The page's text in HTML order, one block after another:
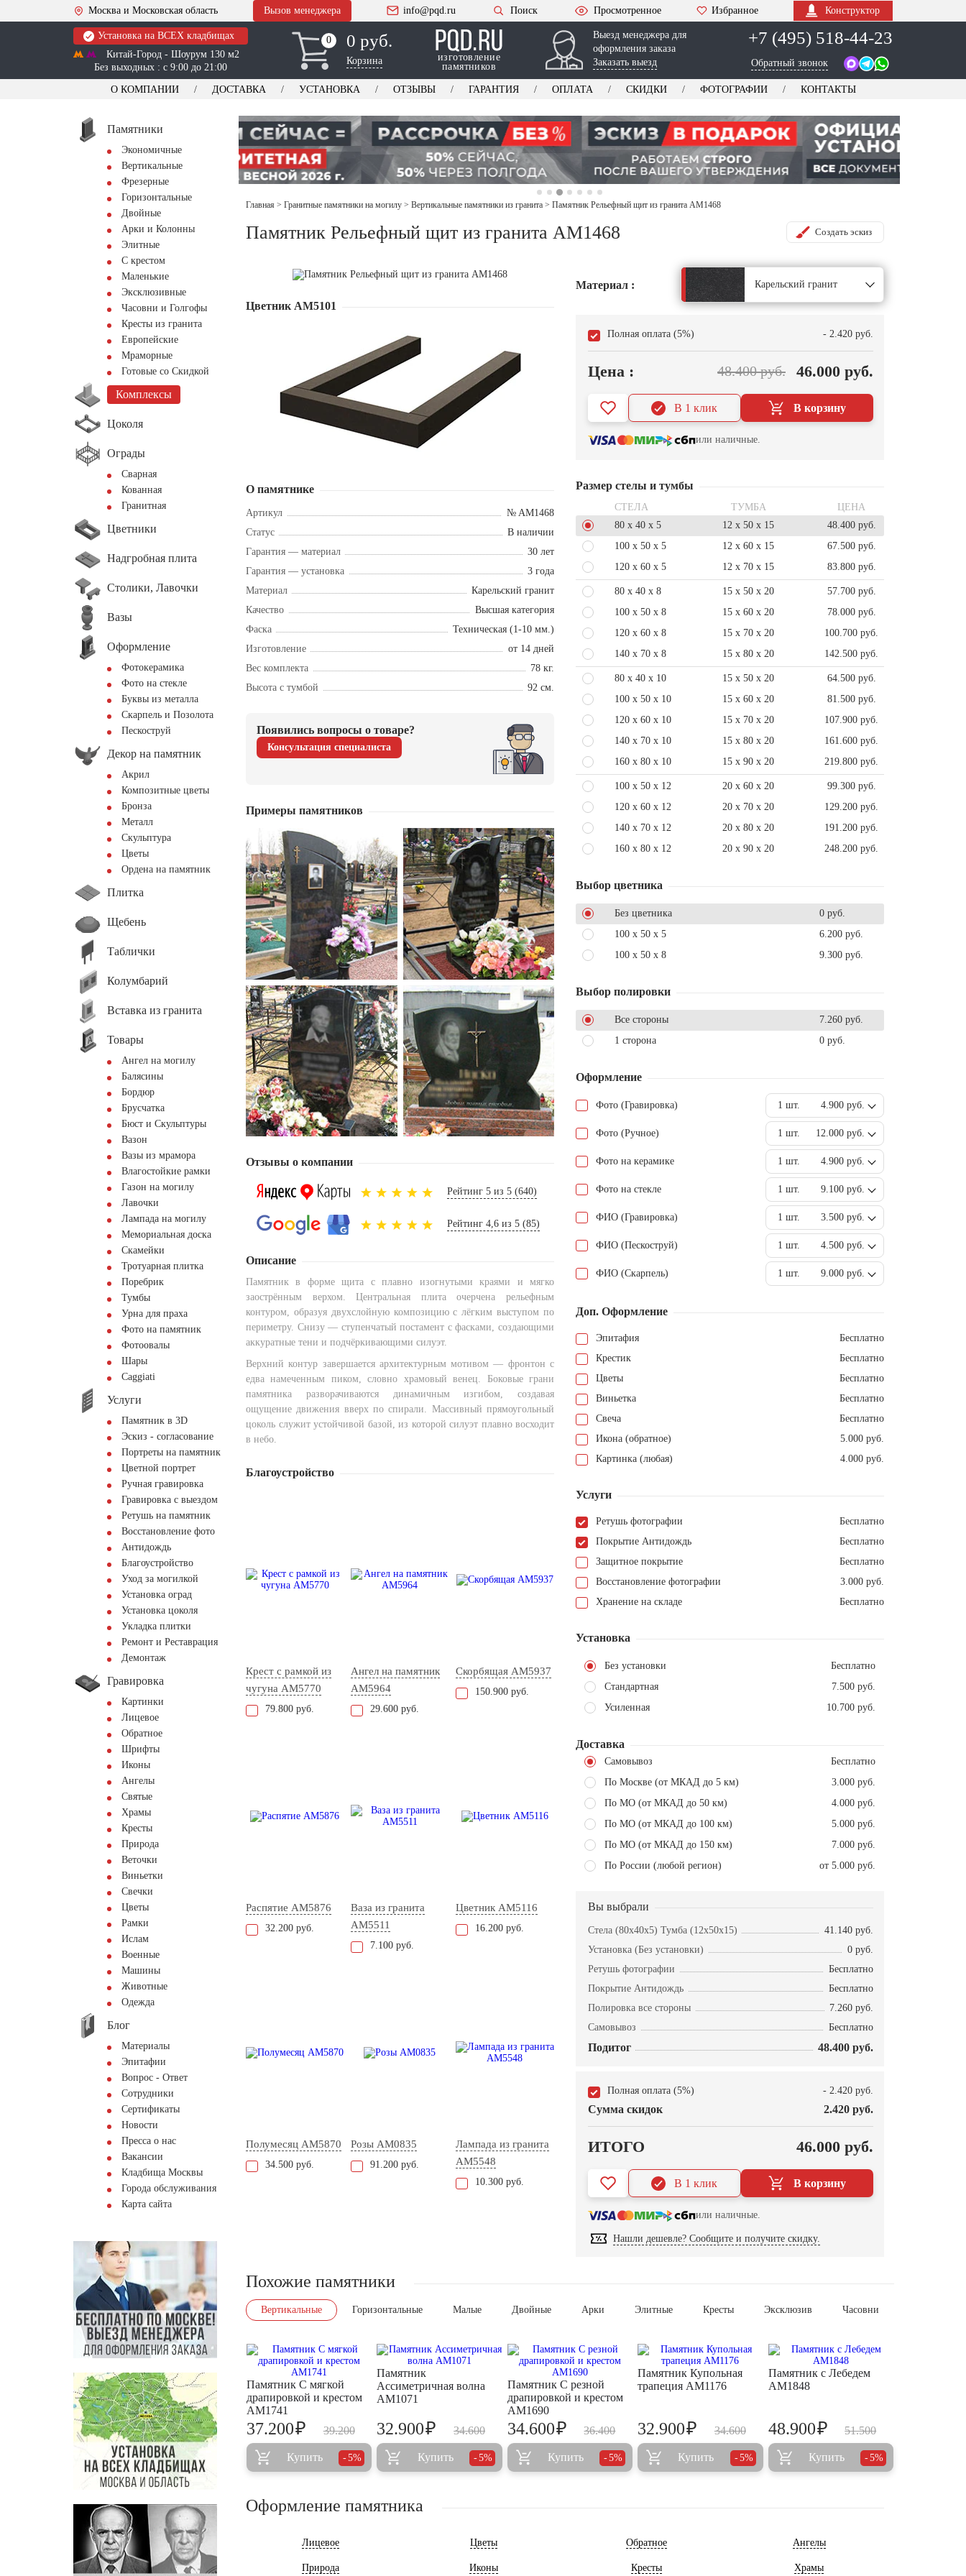
Москва и Московская область Вызов менеджера info@pqd.ru Поиск Просмотренное Избранное Конструктор
Установка на ВСЕХ кладбищах
Китай-Город - Шоурум 130 м2
Без выходных : с 9:00 до 21:00
0
0 0 руб.
Корзина
изготовление
памятников
Выезд менеджера для
оформления заказа
Заказать выезд
+7 (495) 518-44-23
Обратный звонок
О КОМПАНИИ ДОСТАВКА УСТАНОВКА ОТЗЫВЫ ГАРАНТИЯ ОПЛАТА СКИДКИ ФОТОГРАФИИ КОНТАКТЫ
Памятники
Экономичные
Вертикальные
Фрезерные
Горизонтальные
Двойные
Арки и Колонны
Элитные
С крестом
Маленькие
Эксклюзивные
Часовни и Голгофы
Кресты из гранита
Европейские
Мраморные
Готовые со Скидкой
Комплексы
Цоколя
Ограды
Сварная
Кованная
Гранитная
Цветники
Надгробная плита
Столики, Лавочки
Вазы
Оформление
Фотокерамика
Фото на стекле
Буквы из металла
Скарпель и Позолота
Пескоструй
Декор на памятник
Акрил
Композитные цветы
Бронза
Металл
Скульптура
Цветы
Ордена на памятник
Плитка
Щебень
Таблички
Колумбарий
Вставка из гранита
Товары
Ангел на могилу
Балясины
Бордюр
Брусчатка
Бюст и Скульптуры
Вазон
Вазы из мрамора
Влагостойкие рамки
Газон на могилу
Лавочки
Лампада на могилу
Мемориальная доска
Скамейки
Тротуарная плитка
Поребрик
Тумбы
Урна для праха
Фото на памятник
Фотоовалы
Шары
Сaggiati
Услуги
Памятник в 3D
Эскиз - согласование
Портреты на памятник
Цветной портрет
Ручная гравировка
Гравировка с выездом
Ретушь на памятник
Восстановление фото
Антидождь
Благоустройство
Уход за могилкой
Установка оград
Установка цоколя
Укладка плитки
Ремонт и Реставрация
Демонтаж
Гравировка
Картинки
Лицевое
Обратное
Шрифты
Иконы
Ангелы
Святые
Храмы
Кресты
Природа
Веточки
Виньетки
Свечки
Цветы
Рамки
Ислам
Военные
Машины
Животные
Одежда
Блог
Материалы
Эпитафии
Вопрос - Ответ
Сотрудники
Сертификаты
Новости
Пресса о нас
Вакансии
Кладбища Москвы
Города обслуживания
Карта сайта
Главная > Гранитные памятники на могилу > Вертикальные памятники из гранита > Памятник Рельефный щит из гранита AM1468
Памятник Рельефный щит из гранита AM1468 Создать эскиз
Цветник АМ5101
О памятнике
Артикул
№ AM1468
Статус
В наличии
Гарантия — материал
30 лет
Гарантия — установка
3 года
Материал
Карельский гранит
Качество
Высшая категория
Фаска
Техническая (1-10 мм.)
Изготовление
от 14 дней
Вес комплекта
78 кг.
Высота с тумбой
92 см.
Появились вопросы о товаре?
Консультация специалиста
Примеры памятников
Отзывы о компании
Рейтинг 5 из 5 (640)
Рейтинг 4,6 из 5 (85)
Описание
Памятник в форме щита с плавно изогнутыми краями и мягко
заострённым верхом. Центральная плита очерчена рельефным
контуром, образуя двухслойную композицию с лёгким выступом по
периметру. Снизу — ступенчатый постамент с фасками, создающими
аккуратные тени и подчёркивающими силуэт.
Верхний контур завершается архитектурным мотивом — фронтон с
едва намеченным пиком, словно храмовый венец. Боковые грани
памятника разворачиваются динамичным изгибом, создавая
ощущение движения вверх по спирали. Массивный прямоугольный
цоколь служит устойчивой базой, из которой силуэт плавно восходит
в небо.
Благоустройство
Крест с рамкой из
чугуна AM5770
79.800 руб.
Ангел на памятник
AM5964
29.600 руб.
Скорбящая AM5937
150.900 руб.
Распятие AM5876
32.200 руб.
Ваза из гранита
AM5511
7.100 руб.
Цветник AM5116
16.200 руб.
Полумесяц AM5870
34.500 руб.
Розы AM0835
91.200 руб.
Лампада из гранита
AM5548
10.300 руб.
Материал : Карельский гранит
Полная оплата (5%) - 2.420 руб.
Цена : 48.400 руб. 46.000 руб.
В корзину
В 1 клик
или наличные.
Размер стелы и тумбы
СТЕЛА ТУМБА
ЦЕНА
80 x 40 x 5
12 x 50 x 15
48.400 руб.
100 x 50 x 5
12 x 60 x 15
67.500 руб.
120 x 60 x 5
12 x 70 x 15 83.800 руб.
80 x 40 x 8 15 x 50 x 20
57.700 руб.
100 x 50 x 8
15 x 60 x 20
78.000 руб.
120 x 60 x 8
15 x 70 x 20
100.700 руб.
140 x 70 x 8
15 x 80 x 20 142.500 руб.
80 x 40 x 10 15 x 50 x 20
64.500 руб.
100 x 50 x 10
15 x 60 x 20
81.500 руб.
120 x 60 x 10
15 x 70 x 20
107.900 руб.
140 x 70 x 10
15 x 80 x 20
161.600 руб.
160 x 80 x 10
15 x 90 x 20 219.800 руб.
100 x 50 x 12 20 x 60 x 20
99.300 руб.
120 x 60 x 12
20 x 70 x 20
129.200 руб.
140 x 70 x 12
20 x 80 x 20
191.200 руб.
160 x 80 x 12
20 x 90 x 20 248.200 руб.
Выбор цветника
Без цветника
0 руб.
100 x 50 x 5
6.200 руб.
100 x 50 x 8
9.300 руб.
Выбор полировки
Все стороны
7.260 руб.
1 сторона
0 руб.
Оформление
Фото (Гравировка) 1 шт. 4.900 руб.
Фото (Ручное) 1 шт. 12.000 руб.
Фото на керамике 1 шт. 4.900 руб.
Фото на стекле 1 шт. 9.100 руб.
ФИО (Гравировка) 1 шт. 3.500 руб.
ФИО (Пескоструй) 1 шт. 4.500 руб.
ФИО (Скарпель) 1 шт. 9.000 руб.
Доп. Оформление
Эпитафия
Бесплатно
Крестик
Бесплатно
Цветы
Бесплатно
Виньетка
Бесплатно
Свеча
Бесплатно
Икона (обратное)
5.000 руб.
Картинка (любая)
4.000 руб.
Услуги
Ретушь фотографии
Бесплатно
Покрытие Антидождь
Бесплатно
Защитное покрытие
Бесплатно
Восстановление фотографии
3.000 руб.
Хранение на складе
Бесплатно
Установка
Без установки
Бесплатно
Стандартная
7.500 руб.
Усиленная
10.700 руб.
Доставка
Самовывоз
Бесплатно
По Москве (от МКАД до 5 км)
3.000 руб.
По МО (от МКАД до 50 км)
4.000 руб.
По МО (от МКАД до 100 км)
5.000 руб.
По МО (от МКАД до 150 км)
7.000 руб.
По России (любой регион)
от 5.000 руб.
Вы выбрали
Стела (80x40x5) Тумба (12x50x15)
41.140 руб.
Установка (Без установки)
0 руб.
Ретушь фотографии
Бесплатно
Покрытие Антидождь
Бесплатно
Полировка все стороны
7.260 руб.
Самовывоз
Бесплатно
Подитог 48.400 руб.
Полная оплата (5%) - 2.420 руб.
Сумма скидок 2.420 руб.
ИТОГО 46.000 руб.
В корзину
В 1 клик
или наличные.
Нашли дешевле? Сообщите и получите скидку.
Похожие памятники
Вертикальные Горизонтальные Малые Двойные Арки Элитные Кресты Эксклюзив Часовни
Памятник С мягкой
драпировкой и крестом
AM1741
39.200
37.200₽
Купить 5%
Памятник
Ассиметричная волна
AM1071
34.600
32.900₽
Купить 5%
Памятник С резной
драпировкой и крестом
AM1690
36.400
34.600₽
Купить 5%
Памятник Купольная
трапеция AM1176
34.600
32.900₽
Купить 5%
Памятник с Лебедем
AM1848
51.500
48.900₽
Купить 5%
Оформление памятника
Лицевое Цветы Обратное Ангелы
Природа Иконы Кресты Храмы